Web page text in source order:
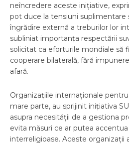
neîncredere aceste inițiative,
pot duce la tensiuni suplimentare
îngrădire externă a treburilor lor
subliniat importanța respectării
solicitat ca eforturile mondiale să
cooperare bilaterală, fără
afară.
Organizațiile internaționale
mare parte, au sprijinit inițiativa
asupra necesității de a gestiona
evita măsuri ce ar putea
interreligioase. Aceste organizații